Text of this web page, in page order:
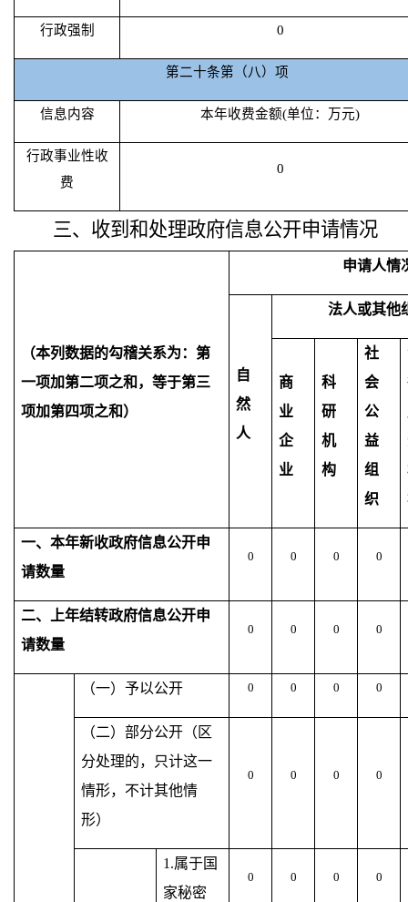
行政强制 0
第二十条第（八）项
信息内容 本年收费金额(单位：万元)
行政事业性收
费
0
三、收到和处理政府信息公开申请情况
（本列数据的勾稽关系为：第
一项加第二项之和，等于第三
项加第四项之和）
申请人情
自
然
人
法人或其他
商
业
企
业
科
研
机
构
社
会
公
益
组
织
一、本年新收政府信息公开申
请数量
0 0 0 0
二、上年结转政府信息公开申
请数量
0 0 0 0
（一）予以公开 0 0 0 0
（二）部分公开（区
分处理的，只计这一
情形，不计其他情
形）
0 0 0 0
1.属于国
家秘密
0 0 0 0